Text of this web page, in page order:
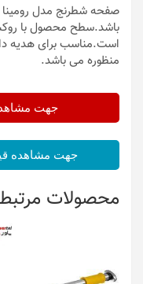
باشد.سطح محصول با
است.مناسب برای هدیه
منظوره می باشد.
جهت
جهت مشاهده
محصولات مرتبط